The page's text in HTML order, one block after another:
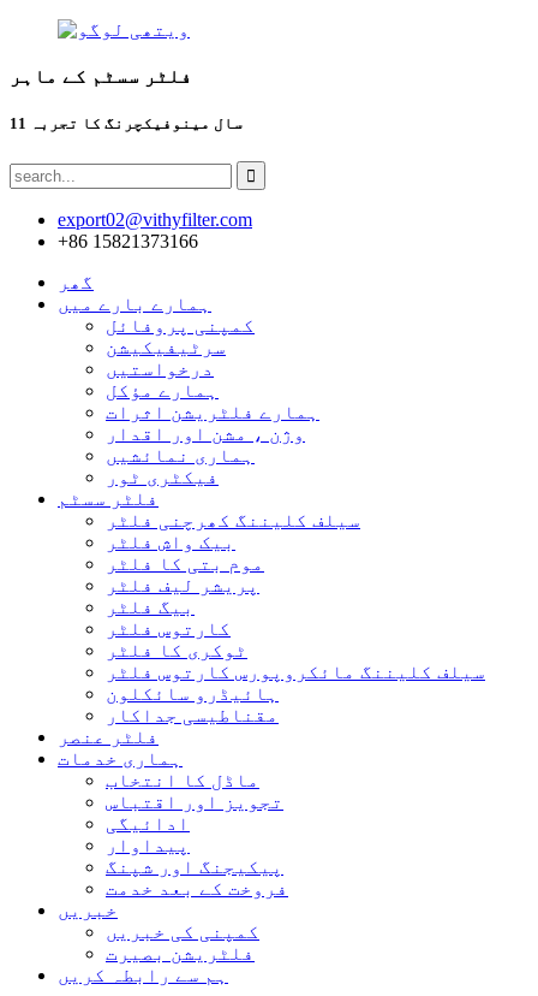
فلٹر سسٹم کے ماہر
11 سال مینوفیکچرنگ کا تجربہ
export02@vithyfilter.com
+86 15821373166
گھر
ہمارے بارے میں
کمپنی پروفائل
سرٹیفیکیشن
درخواستیں
ہمارے مؤکل
ہمارے فلٹریشن اثرات
وژن ، مشن اور اقدار
ہماری نمائشیں
فیکٹری ٹور
فلٹر سسٹم
سیلف کلیننگ کھرچنی فلٹر
بیک واش فلٹر
موم بتی کا فلٹر
پریشر لیف فلٹر
بیگ فلٹر
کارتوس فلٹر
ٹوکری کا فلٹر
سیلف کلیننگ مائکروپورس کارتوس فلٹر
ہائیڈرو سائکلون
مقناطیسی جداکار
فلٹر عنصر
ہماری خدمات
ماڈل کا انتخاب
تجویز اور اقتباس
ادائیگی
پیداوار
پیکیجنگ اور شپنگ
فروخت کے بعد خدمت
خبریں
کمپنی کی خبریں
فلٹریشن بصیرت
ہم سے رابطہ کریں